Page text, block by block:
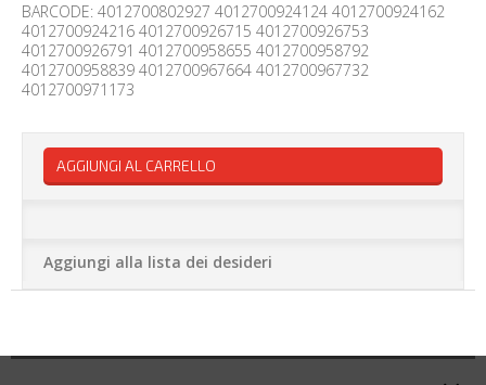
BARCODE: 4012700802927 4012700924124 4012700924162
4012700924216 4012700926715 4012700926753
4012700926791 4012700958655 4012700958792
4012700958839 4012700967664 4012700967732
4012700971173
AGGIUNGI AL CARRELLO
Aggiungi alla lista dei desideri